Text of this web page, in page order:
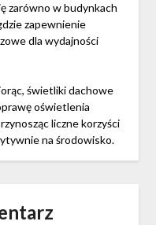
zarówno w budynkach
zapewnienie
dla wydajności
świetliki dachowe
oświetlenia
liczne korzyści
na środowisko.